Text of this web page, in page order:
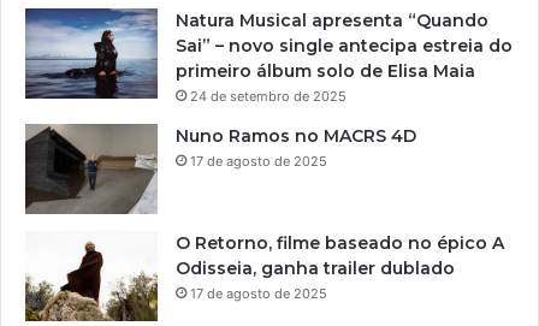
Natura Musical apresenta “Quando
Sai” – novo single antecipa estreia do
primeiro álbum solo de Elisa Maia
24 de setembro de 2025
Nuno Ramos no MACRS 4D
17 de agosto de 2025
O Retorno, filme baseado no épico A
Odisseia, ganha trailer dublado
17 de agosto de 2025